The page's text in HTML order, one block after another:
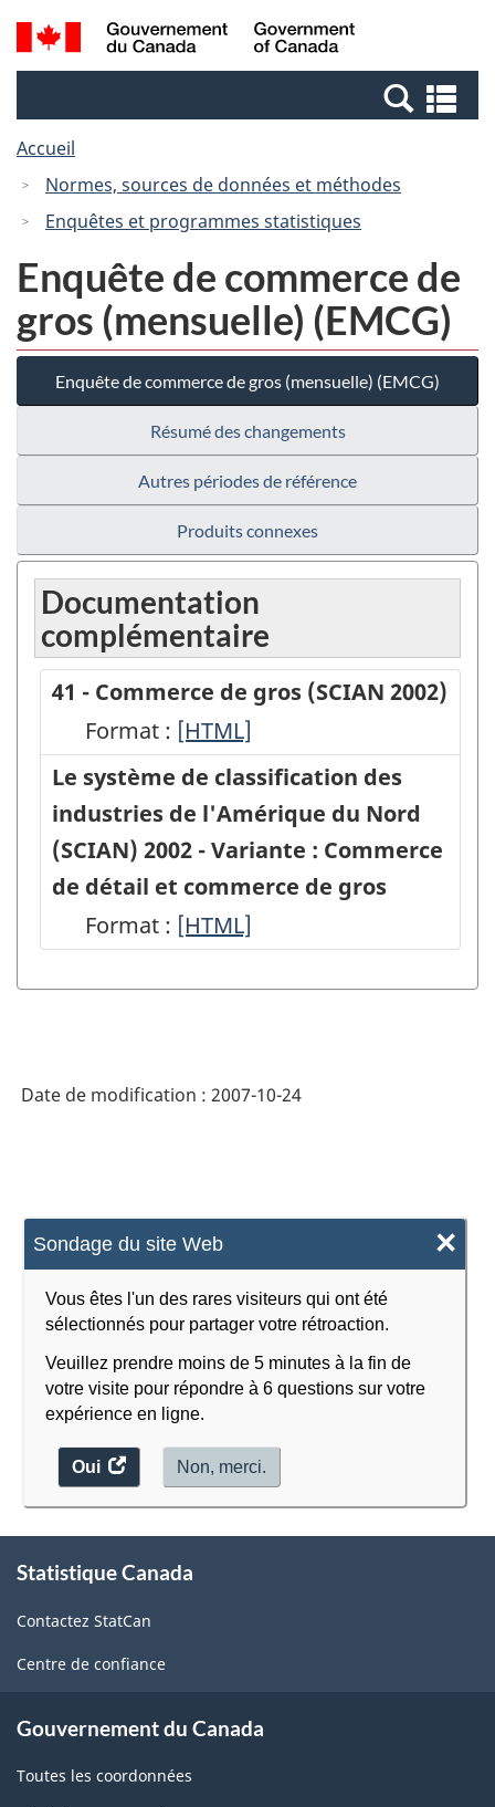
Passer
au
Passer
au
Passer
à
Canada
Recherche
et
et
Accueil
Normes, sources de données et méthodes
Enquêtes et programmes statistiques
Sondage du site Web ×
Vous êtes l'un des rares visiteurs qui ont été
sélectionnés pour partager votre rétroaction.
Veuillez prendre moins de 5 minutes à la fin de
votre visite pour répondre à 6 questions sur votre
expérience en ligne.
Oui
accéder
au
Non, merci.
Enquête de commerce de
gros (mensuelle) (EMCG)
Enquête de commerce de gros (mensuelle) (EMCG)
Résumé des changements
Autres périodes de référence
Produits connexes
Documentation
complémentaire
41 - Commerce de gros (SCIAN 2002)
Format : 41
-
Commerce
de
gros
(SCIAN
2002)
-
[HTML]
Le système de classification des
industries de l'Amérique du Nord
(SCIAN) 2002 - Variante : Commerce
de détail et commerce de gros
Format : Le
de
industries
du
Nord
(SCIAN)
2002
-
Variante
Commerce
de
détail
et
-
[HTML]
Date de modification : 2007-10-24
propos
ce
site
Statistique Canada
Contactez StatCan
Centre de confiance
Gouvernement du Canada
Toutes les coordonnées